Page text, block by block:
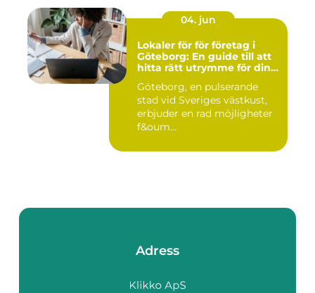
04. jun
Lokaler för för företag i
Göteborg: En guide till att
hitta rätt utrymme för din
Göteborg, en pulserande
stad vid Sveriges västkust,
erbjuder en rad möjligheter
f&oum...
Adress